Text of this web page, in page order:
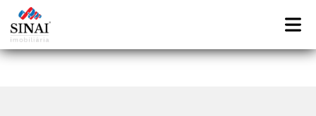
Início» Blog